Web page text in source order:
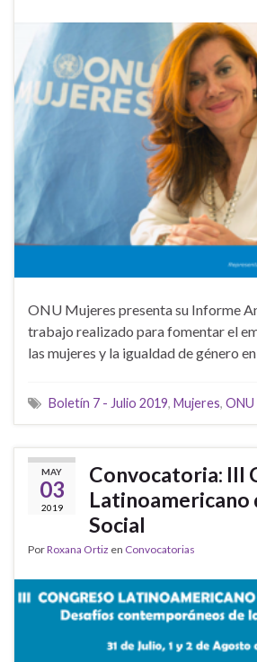
ONU Mujeres presenta su Informe
trabajo realizado para fomentar el
las mujeres y la igualdad de género
Boletín 7 - Julio 2019, Mujeres, ONU
MAY
03
2019
Convocatoria: III
Latinoamericano
Social
PorRoxana Ortiz en Convocatorias